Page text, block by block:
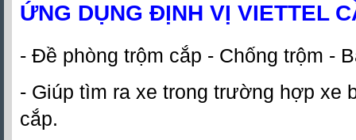
ỨNG DỤNG ĐỊNH VỊ VIETTEL
- Đề phòng trộm cắp - Chống trộm -
- Giúp tìm ra xe trong trường hợp xe
cắp.